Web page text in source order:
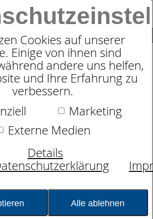
Cookies auf unserer
Einige von ihnen sind
andere uns helfen,
und Ihre Erfahrung zu
verbessern.
Marketing
Externe Medien
Details
Alle ablehnen
0
5544 Air Control
Maximum Support